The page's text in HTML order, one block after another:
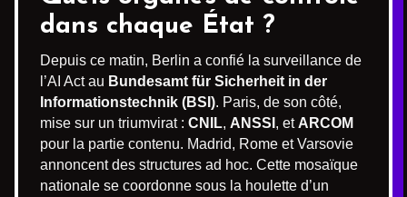
dans chaque État ?
Depuis ce matin, Berlin a confié la surveillance de
l’AI Act au Bundesamt für Sicherheit in der
Informationstechnik (BSI). Paris, de son côté,
mise sur un triumvirat : CNIL, ANSSI , et ARCOM
pour la partie contenu. Madrid, Rome et Varsovie
annoncent des structures ad hoc. Cette mosaïque
nationale se coordonne sous la houlette d’un